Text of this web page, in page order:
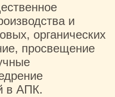
и
органических
просвещение
в АПК.